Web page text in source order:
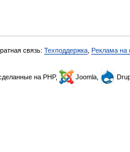
связь: Техподдержка Реклама на
сделанные на PHP, Joomla,